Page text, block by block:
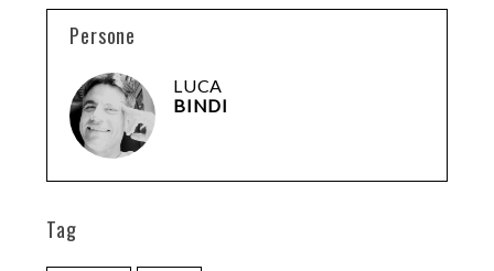
Persone
LUCA
BINDI
Tag